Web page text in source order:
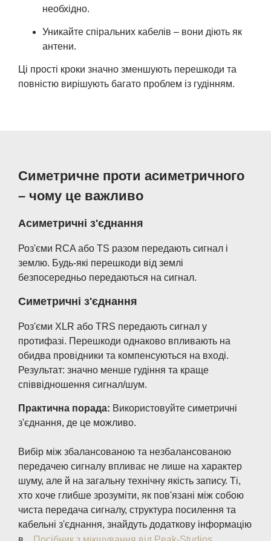
необхідно.
Уникайте спіральних кабелів – вони діють як
антени.
Ці прості кроки значно зменшують перешкоди та
повністю вирішують багато проблем із гудінням.
Симетричне проти асиметричного
– чому це важливо
Асиметричні з'єднання
Роз'єми RCA або TS разом передають сигнал і
землю. Будь-які перешкоди від землі
безпосередньо передаються на сигнал.
Симетричні з'єднання
Роз'єми XLR або TRS передають сигнал у
протифазі. Перешкоди однаково впливають на
обидва провідники та компенсуються на вході.
Результат: значно менше гудіння та краще
співвідношення сигнал/шум.
Практична порада: Використовуйте симетричні
з'єднання, де це можливо.
Вибір між збалансованою та незбалансованою
передачею сигналу впливає не лише на характер
шуму, але й на загальну технічну якість запису. Ті,
хто хоче глибше зрозуміти, як пов'язані між собою
чиста передача сигналу, структура посилення та
кабельні з'єднання, знайдуть додаткову інформацію